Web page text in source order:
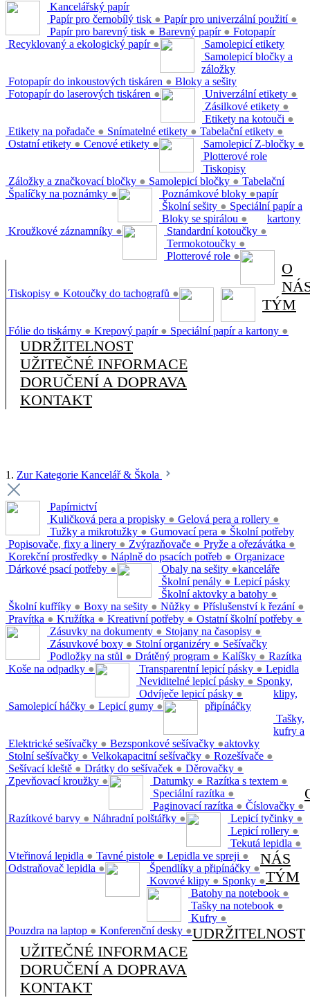
Kancelářský papír
Papír pro černobílý tisk ● Papír pro univerzální použití ●
Papír pro barevný tisk ● Barevný papír ●
Recyklovaný a ekologický papír ●
Fotopapír
Fotopapír do inkoustových tiskáren ●
Fotopapír do laserových tiskáren ●
Samolepicí etikety
Univerzální etikety ●
Zásilkové etikety ●
Etikety na kotouči ●
Etikety na pořadače ● Snímatelné etikety ● Tabelační etikety ●
Ostatní etikety ● Cenové etikety ●
Samolepicí bločky a
záložky
Samolepicí Z-bločky ●
Záložky a značkovací bločky ● Samolepicí bločky ●
Špalíčky na poznámky ●
Bloky a sešity
Poznámkové bloky ●
Školní sešity ●
Bloky se spirálou ●
Kroužkové záznamníky ●
Plotterové role
Standardní kotoučky ●
Termokotoučky ●
Plotterové role ●
Tiskopisy
Tiskopisy ● Kotoučky do tachografů ●
Tabelační
papír
Speciální papír a
kartony
Fólie do tiskárny ● Krepový papír ● Speciální papír a kartony ●
O
TÝM
UDRŽITELNOST
UŽITEČNÉ INFORMACE
DORUČENÍ A DOPRAVA
KONTAKT
1. Zur Kategorie Kancelář & Škola
Papírnictví
Kuličková pera a propisky ● Gelová pera a rollery ●
Tužky a mikrotužky ● Gumovací pera ●
Popisovače, fixy a linery ● Zvýrazňovače ● Pryže a ořezávátka ●
Korekční prostředky ● Náplně do psacích potřeb ●
Dárkové psací potřeby ●
Školní potřeby
Obaly na sešity ●
Školní penály ●
Školní aktovky a batohy ●
Školní kufříky ● Boxy na sešity ● Nůžky ● Příslušenství k řezání ●
Pravítka ● Kružítka ● Kreativní potřeby ● Ostatní školní potřeby ●
Organizace
kanceláře
Zásuvky na dokumenty ● Stojany na časopisy ●
Zásuvkové boxy ● Stolní organizéry ●
Podložky na stůl ● Drátěný program ● Kalíšky ●
Koše na odpadky ●
Lepicí pásky
Transparentní lepicí pásky ●
Neviditelné lepicí pásky ●
Odvíječe lepicí pásky ●
Samolepicí háčky ● Lepicí gumy ●
Sešívačky
Elektrické sešívačky ● Bezsponkové sešívačky ●
Stolní sešívačky ● Velkokapacitní sešívačky ● Rozešívače ●
Sešívací kleště ● Drátky do sešívaček ● Děrovačky ●
Zpevňovací kroužky ●
Razítka
Datumky ● Razítka s textem ●
Speciální razítka ●
Paginovací razítka ● Číslovačky ●
Razítkové barvy ● Náhradní polštářky ●
Lepidla
Lepicí tyčinky ●
Lepicí rollery ●
Tekutá lepidla ●
Vteřinová lepidla ● Tavné pistole ● Lepidla ve spreji ●
Odstraňovač lepidla ●
Sponky,
klipy,
připínáčky
Špendlíky a připínáčky ●
Kovové klipy ● Sponky ●
Tašky,
kufry a
aktovky
Batohy na notebook ●
Tašky na notebook ●
Kufry ●
Pouzdra na laptop ● Konferenční desky ●
NÁS
TÝM
UDRŽITELNOST
UŽITEČNÉ INFORMACE
DORUČENÍ A DOPRAVA
KONTAKT